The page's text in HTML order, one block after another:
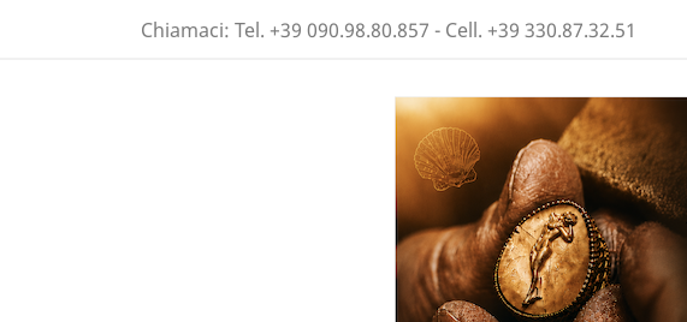
Chiamaci: Tel. +39 090.98.80.857 - Cell. +39 330.87.32.51